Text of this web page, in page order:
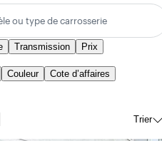
ou type de carrosserie
Transmission Prix
Couleur
Cote d’affaires
Trier